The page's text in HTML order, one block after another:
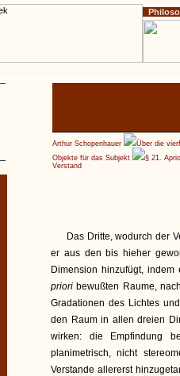
Arthur Schopenhauer
Über die
Objekte für das Subjekt
§ 21.
Verstand
Das Dritte, wodurch der
er aus den bis hieher
Dimension hinzufügt,
priori bewußten Raume,
Gradationen des Lichtes
den Raum in allen dreien
wirken: die Empfindung
planimetrisch, nicht
Verstande allererst